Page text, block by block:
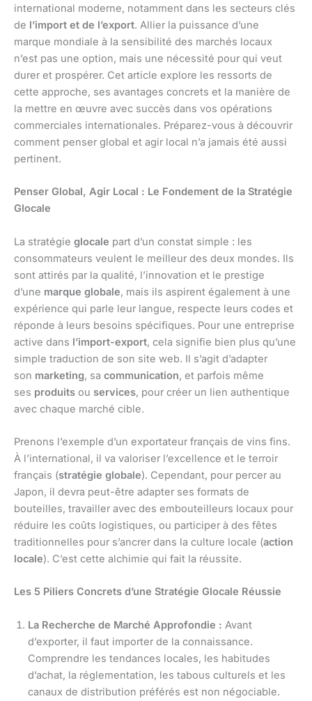
international moderne, notamment dans les secteurs clés
de l’import et de l’export. Allier la puissance d’une
marque mondiale à la sensibilité des marchés locaux
n’est pas une option, mais une nécessité pour qui veut
durer et prospérer. Cet article explore les ressorts de
cette approche, ses avantages concrets et la manière de
la mettre en œuvre avec succès dans vos opérations
commerciales internationales. Préparez-vous à découvrir
comment penser global et agir local n’a jamais été aussi
pertinent.
Penser Global, Agir Local : Le Fondement de la Stratégie
Glocale
La stratégie glocale part d’un constat simple : les
consommateurs veulent le meilleur des deux mondes. Ils
sont attirés par la qualité, l’innovation et le prestige
d’une marque globale, mais ils aspirent également à une
expérience qui parle leur langue, respecte leurs codes et
réponde à leurs besoins spécifiques. Pour une entreprise
active dans l’import-export, cela signifie bien plus qu’une
simple traduction de son site web. Il s’agit d’adapter
son marketing, sa communication, et parfois même
ses produits ou services, pour créer un lien authentique
avec chaque marché cible.
Prenons l’exemple d’un exportateur français de vins fins.
À l’international, il va valoriser l’excellence et le terroir
français (stratégie globale). Cependant, pour percer au
Japon, il devra peut-être adapter ses formats de
bouteilles, travailler avec des embouteilleurs locaux pour
réduire les coûts logistiques, ou participer à des fêtes
traditionnelles pour s’ancrer dans la culture locale (action
locale). C’est cette alchimie qui fait la réussite.
Les 5 Piliers Concrets d’une Stratégie Glocale Réussie
La Recherche de Marché Approfondie : Avant
d’exporter, il faut importer de la connaissance.
Comprendre les tendances locales, les habitudes
d’achat, la réglementation, les tabous culturels et les
canaux de distribution préférés est non négociable.